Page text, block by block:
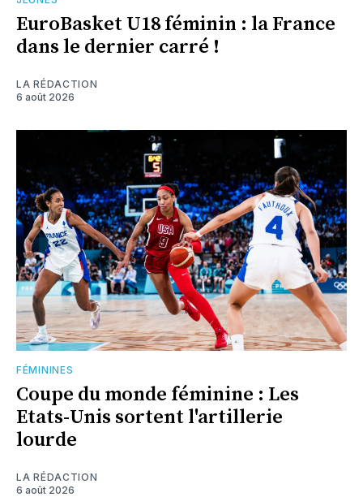
EuroBasket U18 féminin : la France
dans le dernier carré !
LA RÉDACTION
6 août 2026
FÉMININES
Coupe du monde féminine : Les
Etats-Unis sortent l'artillerie
lourde
LA RÉDACTION
6 août 2026